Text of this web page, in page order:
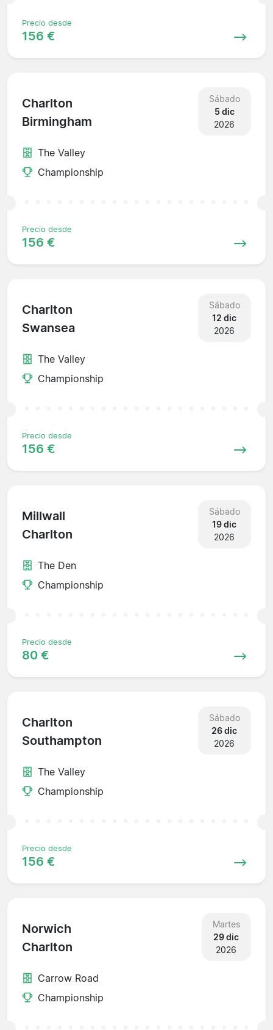
Precio desde
156 €
Charlton
Birmingham
Sábado
5 dic
2026
The Valley
Championship
Precio desde
156 €
Charlton
Swansea
Sábado
12 dic
2026
The Valley
Championship
Precio desde
156 €
Millwall
Charlton
Sábado
19 dic
2026
The Den
Championship
Precio desde
80 €
Charlton
Southampton
Sábado
26 dic
2026
The Valley
Championship
Precio desde
156 €
Norwich
Charlton
Martes
29 dic
2026
Carrow Road
Championship